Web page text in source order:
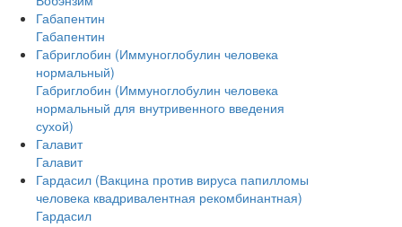
Габапентин
Габапентин
Габриглобин (Иммуноглобулин человека
нормальный)
Габриглобин (Иммуноглобулин человека
нормальный для внутривенного введения
сухой)
Галавит
Галавит
Гардасил (Вакцина против вируса папилломы
человека квадривалентная рекомбинантная)
Гардасил